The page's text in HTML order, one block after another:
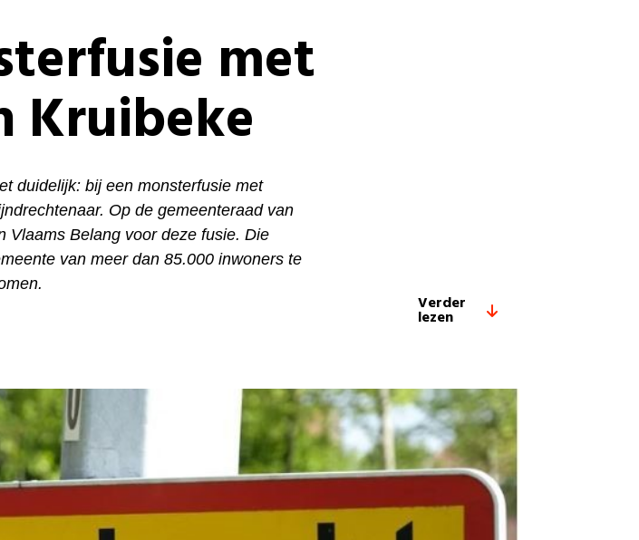
met
Kruibeke
duidelijk: bij een monsterfusie met
Op de gemeenteraad van
Vlaams Belang voor deze fusie. Die
van meer dan 85.000 inwoners te
Verder
lezen